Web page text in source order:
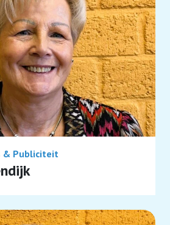
& Publiciteit